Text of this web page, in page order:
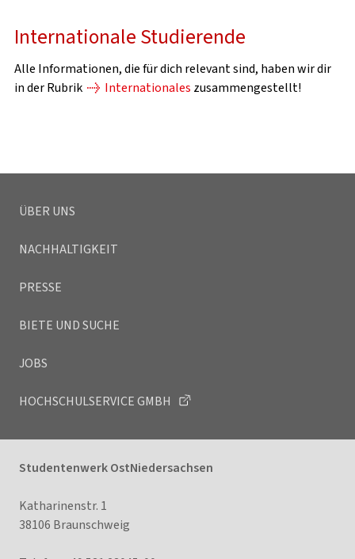
Internationale Studierende
Alle Informationen, die für dich relevant sind, haben wir dir
in der Rubrik
Internationales zusammengestellt!
ÜBER UNS
NACHHALTIGKEIT
PRESSE
BIETE UND SUCHE
JOBS
HOCHSCHULSERVICE GMBH
Studentenwerk OstNiedersachsen
Katharinenstr. 1
38106 Braunschweig